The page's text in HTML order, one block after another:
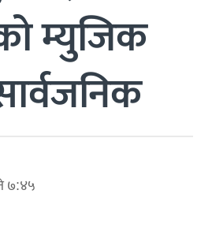
म्युजिक
७:४५